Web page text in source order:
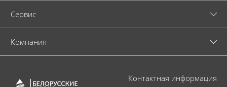
Cервис
Компания
Контактная информация